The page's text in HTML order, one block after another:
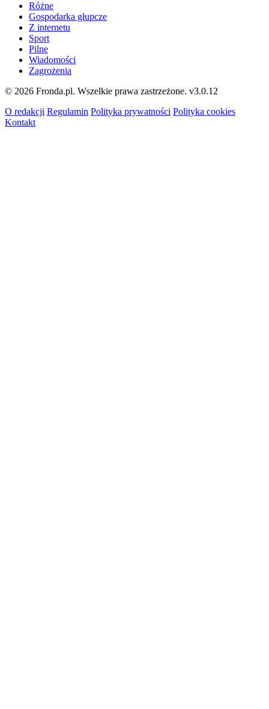
Różne
Gospodarka głupcze
Z internetu
Sport
Pilne
Wiadomości
Zagrożenia
© 2026 Fronda.pl. Wszelkie prawa zastrzeżone. v3.0.12
O redakcji Regulamin Polityka prywatności Polityka cookies
Kontakt